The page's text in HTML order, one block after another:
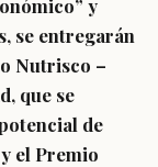
y
se entregarán
Nutrisco –
, que se
de
el Premio